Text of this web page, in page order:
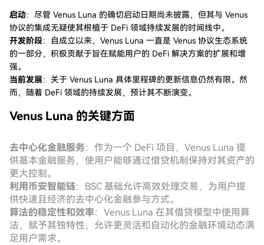
启动：尽管 Venus Luna 的确切启动日期尚未披露，但其与 Venus
协议的集成无疑使其根植于 DeFi 领域持续发展的时间线中。
开发阶段：自成立以来，Venus Luna 一直是 Venus 协议生态系统
的一部分，积极贡献于旨在赋能用户的 DeFi 解决方案的扩展和增
强。
当前发展：关于 Venus Luna 具体里程碑的更新信息仍然有限。然
而，随着 DeFi 领域的持续发展，预计其不断演变。
Venus Luna 的关键方面
去中心化金融服务：作为一个 DeFi 项目，Venus Luna 提
供基本金融服务，使用户能够通过借贷机制保持对其资产的
更大控制。
利用币安智能链：BSC 基础允许高效处理交易，为用户提
供快速且经济的去中心化金融参与方式。
算法的稳定性和效率：Venus Luna 在其借贷模型中使用算
法，赋予其独特性，允许更灵活和自动化的金融环境动态满
足用户需求。